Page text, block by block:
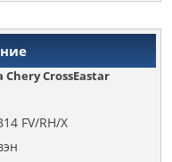
CrossEastar
FV/RH/X